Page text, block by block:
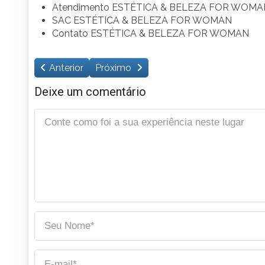
Atendimento ESTÉTICA & BELEZA FOR
SAC ESTÉTICA & BELEZA FOR WOMAN
Contato ESTÉTICA & BELEZA FOR WOMAN
Anterior Próximo
Deixe um comentário